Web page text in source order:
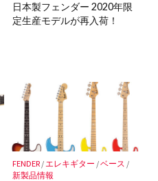
日本製フェンダー 2020年限
定生産モデルが再入荷！
FENDER/ エレキギター /ベース /
新製品情報